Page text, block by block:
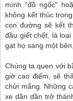
mình “đồ ngốc"
không kết thúc
con đường sẽ kết
đầu giết chết, là
gạt họ sang một
Chúng ta quen với
giờ cao điểm, sẽ
chửi mắng. Những
xe dần dần trở